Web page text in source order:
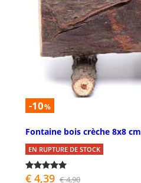
-10%
Fontaine bois crèche 8x8 cm
EN RUPTURE DE STOCK
€ 4,39 € 4,90